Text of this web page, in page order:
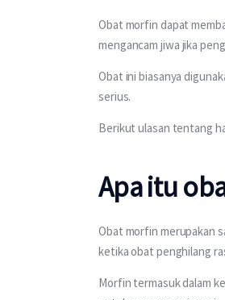
Obat morfin dapat
mengancam jiwa jika
Obat ini biasanya
serius.
Berikut ulasan tentang
Apa itu
Obat morfin merupakan
ketika obat penghilang
Morfin termasuk dalam